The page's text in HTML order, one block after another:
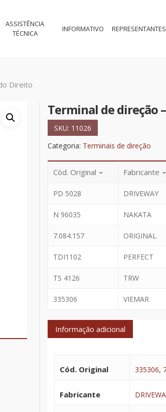
ASSISTÊNCIA
TÉCNICA
INFORMATIVO REPRESENTANTES
Direito
Terminal de direção
SKU: 11026
Categoria: Terminais de direção
Cód. Original Fabricante
PD 5028 DRIVEWAY
N 96035 NAKATA
7.084.157 ORIGINAL
TDI1102 PERFECT
TS 4126 TRW
335306 VIEMAR
Informação adicional
Cód. Original 335306,
Fabricante